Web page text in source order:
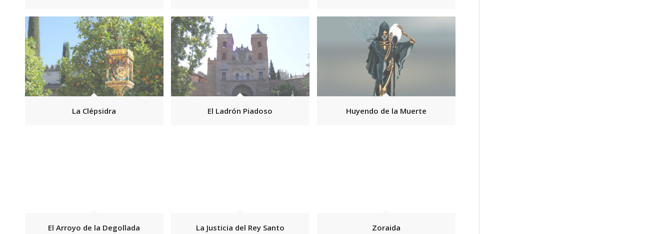
La Clépsidra El Ladrón Piadoso Huyendo de la Muerte
El Arroyo de la Degollada La Justicia del Rey Santo Zoraida